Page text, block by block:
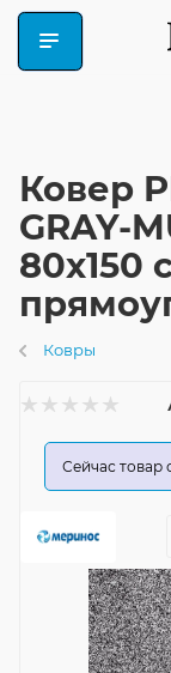
Ковер
GRAY-
80x150
Ковры
Сейчас товар